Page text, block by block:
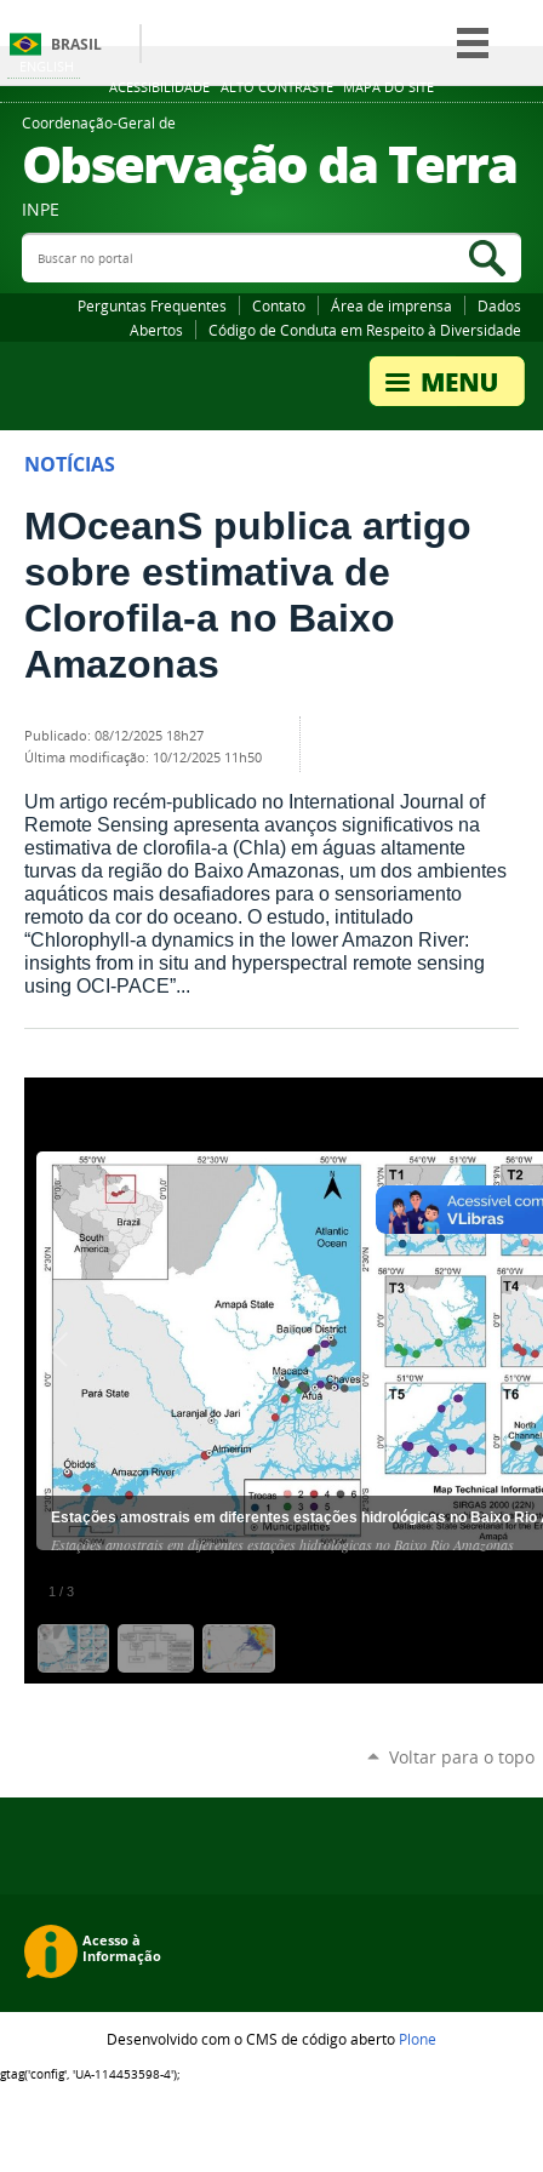
ACESSIBILIDADE ALTO CONTRASTE MAPA DO SITE
BRASIL
Simplifique!
Participe
Legislação
Coordenação-Geral de
Observação da Terra
INPE
Buscar no portal
Perguntas Frequentes Contato Área de imprensa
Dados
Abertos
Código de Conduta em Respeito à Diversidade
NOTÍCIAS
MOceanS publica artigo
sobre estimativa de
Clorofila-a no Baixo
Amazonas
publicado: 08/12/2025 18h27
última modificação: 10/12/2025 11h50
Um artigo recém-publicado no International Journal of
Remote Sensing apresenta avanços significativos na
estimativa de clorofila-a (Chla) em águas altamente
turvas da região do Baixo Amazonas, um dos ambientes
aquáticos mais desafiadores para o sensoriamento
remoto da cor do oceano. O estudo, intitulado
“Chlorophyll-a dynamics in the lower Amazon River:
insights from in situ and hyperspectral remote sensing
using OCI-PACE”...
1 / 3
Estações amostrais em diferentes estações hidrológicas no Baixo Rio
Estações amostrais em diferentes estações hidrológicas no Baixo Rio Amazonas
Voltar para o topo
Desenvolvido com o CMS de código aberto Plone
gtag('config', 'UA-114453598-4');